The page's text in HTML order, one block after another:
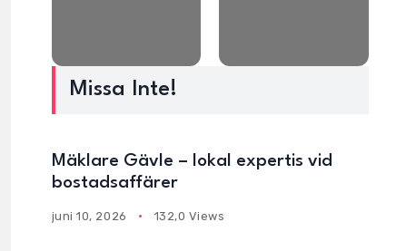
Missa Inte!
Mäklare Gävle – lokal expertis vid
bostadsaffärer
juni 10, 2026 132,0 Views